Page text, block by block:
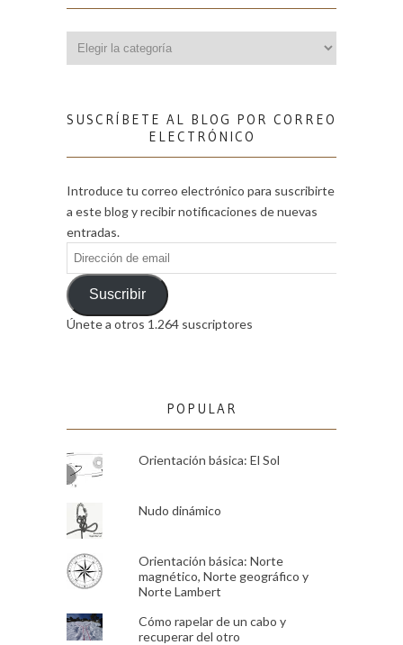
SUSCRÍBETE AL BLOG POR CORREO
ELECTRÓNICO
Introduce tu correo electrónico para suscribirte
a este blog y recibir notificaciones de nuevas
entradas.
Dirección
de
emailSuscribir
Únete a otros 1.264 suscriptores
POPULAR
Orientación básica: El Sol
Nudo dinámico
Orientación básica: Norte
magnético, Norte geográfico y
Norte Lambert
Cómo rapelar de un cabo y
recuperar del otro